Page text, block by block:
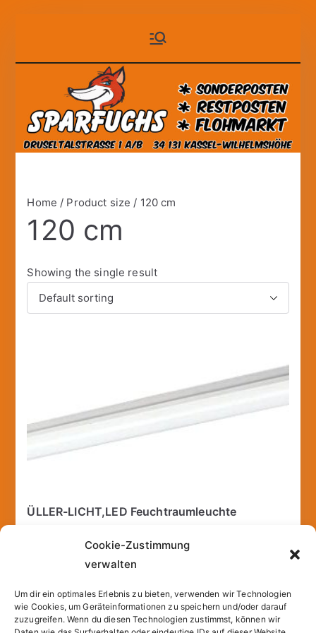
Cookie-Zustimmung
verwalten
Um dir ein optimales Erlebnis zu bieten, verwenden wir Technologien
wie Cookies, um Geräteinformationen zu speichern und/oder darauf
zuzugreifen. Wenn du diesen Technologien zustimmst, können wir
springen
Sparfuchs
– Kassel
Home / Product size / 120 cm
120 cm
Showing the single result
ÜLLER-LICHT,LED Feuchtraumleuchte
Deckenmontage durch Halteklammern, Plastik
incl. VAT
inkl.Versandkosten